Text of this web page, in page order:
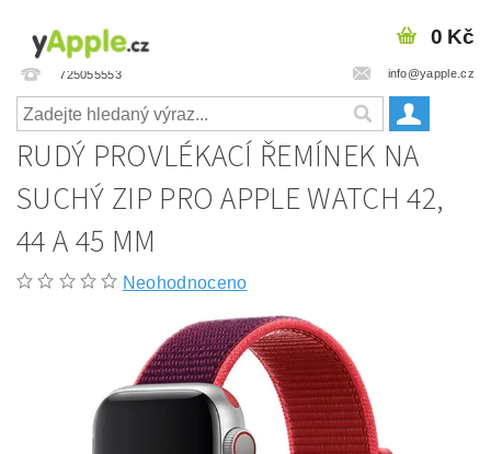
725055553 info@yapple.cz
0 Kč
RUDÝ PROVLÉKACÍ ŘEMÍNEK NA
SUCHÝ ZIP PRO APPLE WATCH 42,
44 A 45 MM
Neohodnoceno